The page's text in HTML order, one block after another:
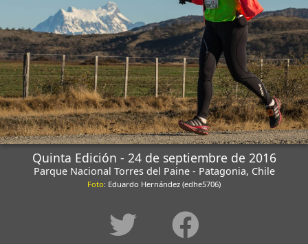
Quinta Edición - 24 de septiembre de 2016
Parque Nacional Torres del Paine - Patagonia, Chile
Foto: Eduardo Hernández (edhe5706)